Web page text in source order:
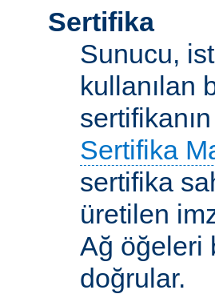
Sertifika
Sunucu,
kullanılan
Sertifika
sertifika
üretilen
Ağ öğeleri
doğrular.